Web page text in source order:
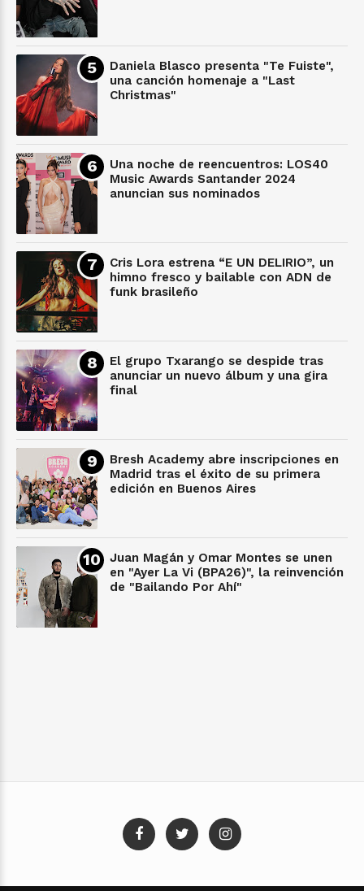
Daniela Blasco presenta "Te Fuiste",
una canción homenaje a "Last
Christmas"
Una noche de reencuentros: LOS40
Music Awards Santander 2024
anuncian sus nominados
Cris Lora estrena “E UN DELIRIO”, un
himno fresco y bailable con ADN de
funk brasileño
El grupo Txarango se despide tras
anunciar un nuevo álbum y una gira
final
Bresh Academy abre inscripciones en
Madrid tras el éxito de su primera
edición en Buenos Aires
Juan Magán y Omar Montes se unen
en "Ayer La Vi (BPA26)", la reinvención
de "Bailando Por Ahí"